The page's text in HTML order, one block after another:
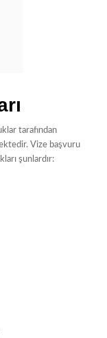
tarafından
Vize başvuru
şunlardır: